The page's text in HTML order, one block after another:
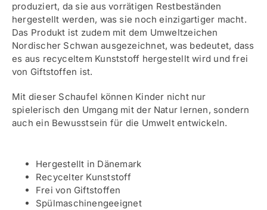
produziert, da sie aus vorrätigen Restbeständen
hergestellt werden, was sie noch einzigartiger macht.
Das Produkt ist zudem mit dem Umweltzeichen
Nordischer Schwan ausgezeichnet, was bedeutet, dass
es aus recyceltem Kunststoff hergestellt wird und frei
von Giftstoffen ist.
Mit dieser Schaufel können Kinder nicht nur
spielerisch den Umgang mit der Natur lernen, sondern
auch ein Bewusstsein für die Umwelt entwickeln.
Hergestellt in Dänemark
Recycelter Kunststoff
Frei von Giftstoffen
Spülmaschinengeeignet